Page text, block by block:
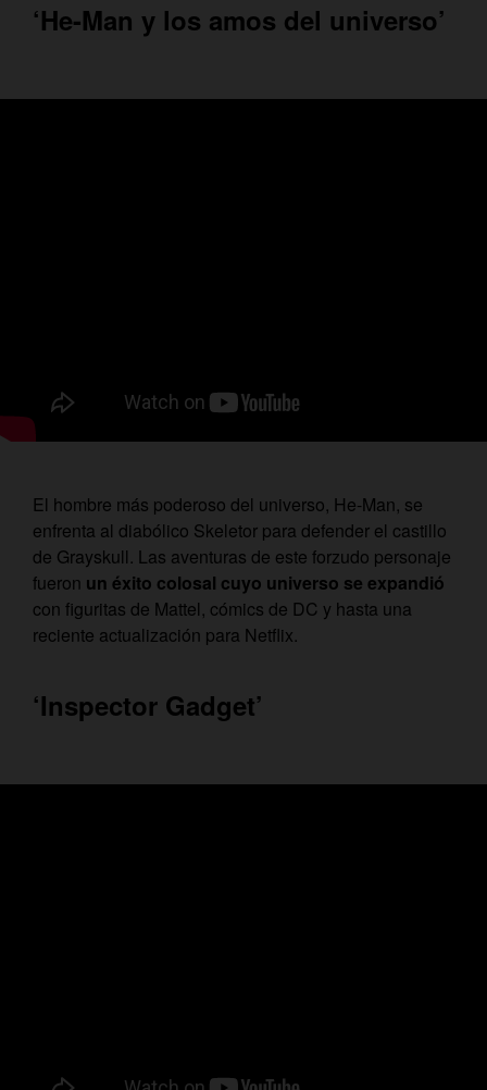
‘He-Man y los amos del universo’
El hombre más poderoso del universo, He-Man, se
enfrenta al diabólico Skeletor para defender el castillo
de Grayskull. Las aventuras de este forzudo personaje
fueron un éxito colosal cuyo universo se expandió
con figuritas de Mattel, cómics de DC y hasta una
reciente actualización para Netflix.
‘Inspector Gadget’